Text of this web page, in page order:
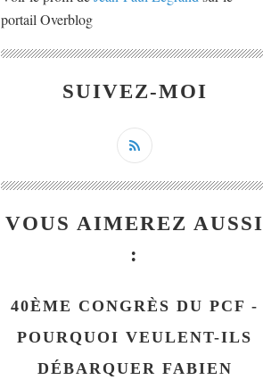
portail Overblog
SUIVEZ-MOI
VOUS AIMEREZ AUSSI
:
40ÈME CONGRÈS DU PCF -
POURQUOI VEULENT-ILS
DÉBARQUER FABIEN